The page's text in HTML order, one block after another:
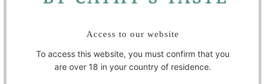
Access to our website
To access this website, you must confirm that you
are over 18 in your country of residence.